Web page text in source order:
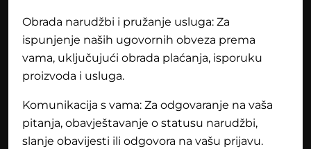
Obrada narudžbi i pružanje usluga: Za
ispunjenje naših ugovornih obveza prema
vama, uključujući obrada plaćanja, isporuku
proizvoda i usluga.
Komunikacija s vama: Za odgovaranje na vaša
pitanja, obavještavanje o statusu narudžbi,
slanje obavijesti ili odgovora na vašu prijavu.